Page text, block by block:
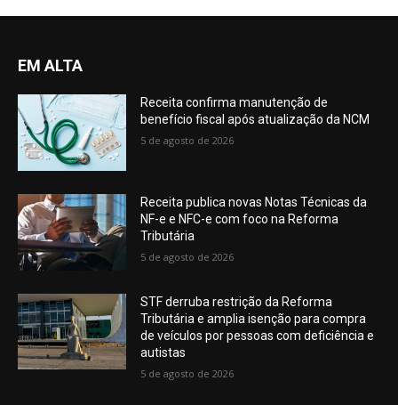
EM ALTA
Receita confirma manutenção de
benefício fiscal após atualização da NCM
5 de agosto de 2026
Receita publica novas Notas Técnicas da
NF-e e NFC-e com foco na Reforma
Tributária
5 de agosto de 2026
STF derruba restrição da Reforma
Tributária e amplia isenção para compra
de veículos por pessoas com deficiência e
autistas
5 de agosto de 2026